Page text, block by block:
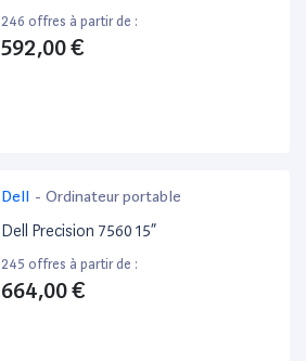
246 offres à partir de :
592,00 €
Dell - Ordinateur portable
Dell Precision 7560 15”
245 offres à partir de :
664,00 €